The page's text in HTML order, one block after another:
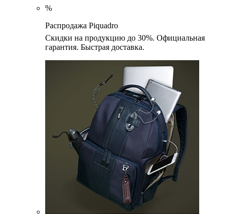
%
Распродажа Piquadro
Скидки на продукцию до 30%. Официальная
гарантия. Быстрая доставка.